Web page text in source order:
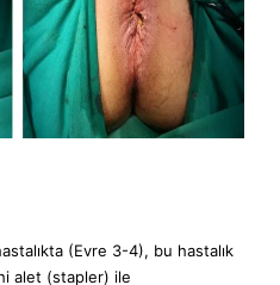
(Evre 3-4), bu hastalık
alet (stapler) ile